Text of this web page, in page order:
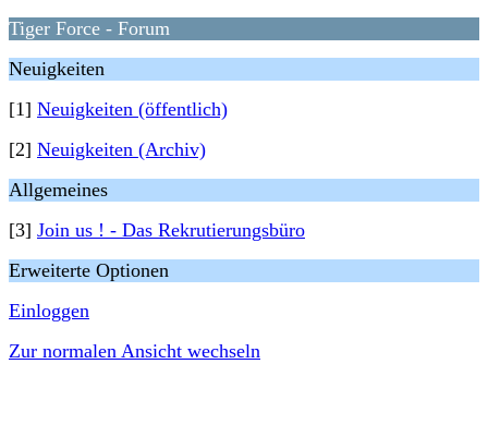
Tiger Force - Forum
Neuigkeiten
[1] Neuigkeiten (öffentlich)
[2] Neuigkeiten (Archiv)
Allgemeines
[3] Join us ! - Das Rekrutierungsbüro
Erweiterte Optionen
Einloggen
Zur normalen Ansicht wechseln